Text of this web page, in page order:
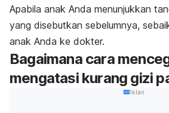
Apabila anak Anda menunjukkan
yang disebutkan sebelumnya,
anak Anda ke dokter.
Bagaimana cara
mengatasi kurang gizi
Iklan